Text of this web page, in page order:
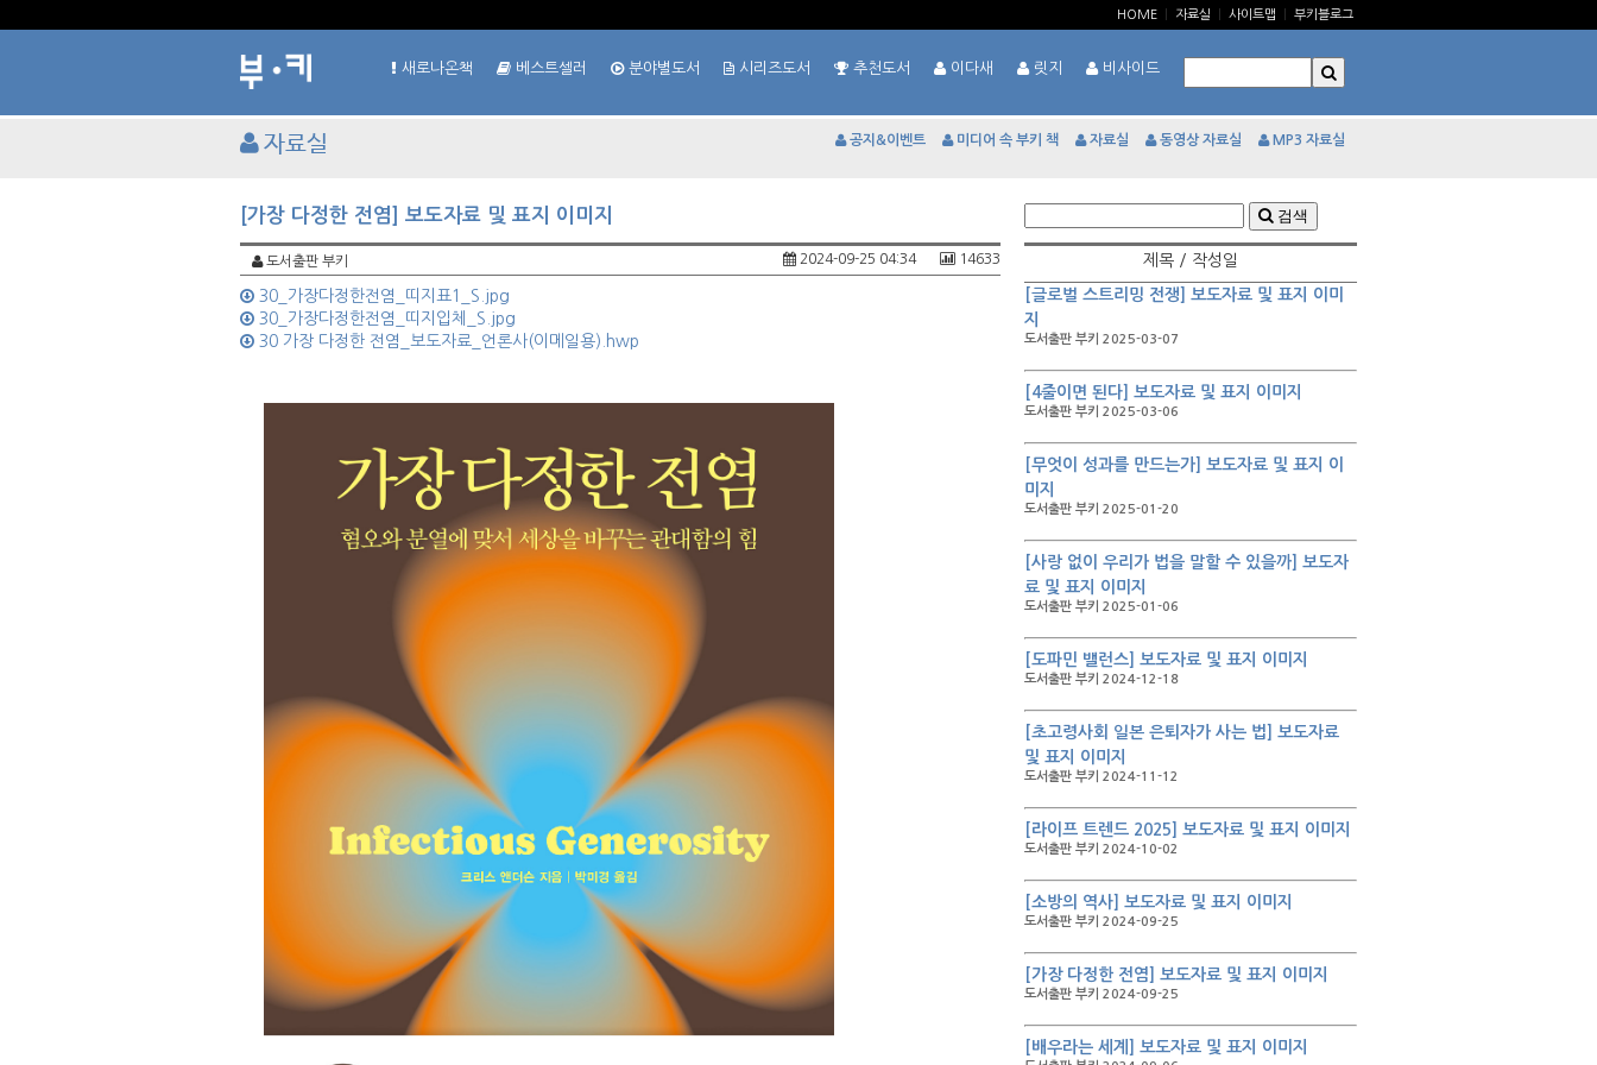
HOME 자료실 사이트맵 부키블로그
새로나온책 베스트셀러 분야별도서 시리즈도서 추천도서 이다새 릿지 비사이드
자료실 공지&이벤트 미디어 속 부키 책 자료실 동영상 자료실 MP3 자료실
[가장 다정한 전염] 보도자료 및 표지 이미지
도서출판 부키 14633
2024-09-25 04:34
30_가장다정한전염_띠지표1_S.jpg
30_가장다정한전염_띠지입체_S.jpg
30 가장 다정한 전염_보도자료_언론사(이메일용).hwp
검색
제목 / 작성일
[글로벌 스트리밍 전쟁] 보도자료 및 표지 이미
지
도서출판 부키 2025-03-07
[4줄이면 된다] 보도자료 및 표지 이미지
도서출판 부키 2025-03-06
[무엇이 성과를 만드는가] 보도자료 및 표지 이
미지
도서출판 부키 2025-01-20
[사랑 없이 우리가 법을 말할 수 있을까] 보도자
료 및 표지 이미지
도서출판 부키 2025-01-06
[도파민 밸런스] 보도자료 및 표지 이미지
도서출판 부키 2024-12-18
[초고령사회 일본 은퇴자가 사는 법] 보도자료
및 표지 이미지
도서출판 부키 2024-11-12
[라이프 트렌드 2025] 보도자료 및 표지 이미지
도서출판 부키 2024-10-02
[소방의 역사] 보도자료 및 표지 이미지
도서출판 부키 2024-09-25
[가장 다정한 전염] 보도자료 및 표지 이미지
도서출판 부키 2024-09-25
[배우라는 세계] 보도자료 및 표지 이미지